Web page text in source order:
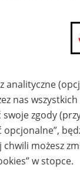
w
osób,
analityczne
nas
zgody
opcjonalne”,
możesz
w stopce.